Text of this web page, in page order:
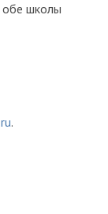
обе школы
.